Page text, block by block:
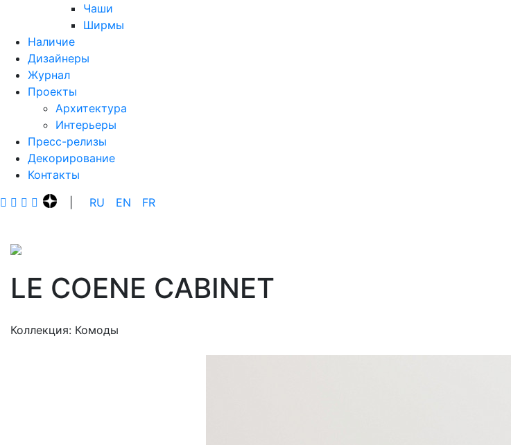
Чаши
Ширмы
Наличие
Дизайнеры
Журнал
Проекты
Архитектура
Интерьеры
Пресс-релизы
Декорирование
Контакты
R‍U E‍N F‍R
LE COENE CABINET
Коллекция: Комоды